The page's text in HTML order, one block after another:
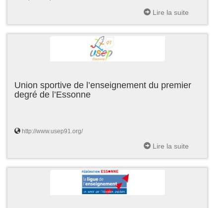
Lire la suite
Union sportive de l’enseignement du premier
degré de l’Essonne
http://www.usep91.org/
Lire la suite